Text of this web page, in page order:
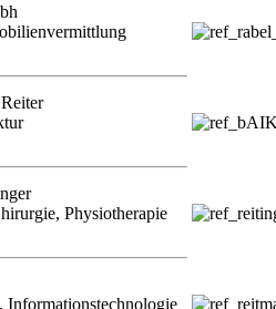
Physiotherapie
Informationstechnologie